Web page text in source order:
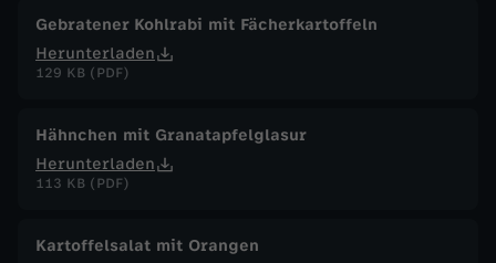
Gebratener Kohlrabi mit Fächerkartoffeln
Herunterladen
129 KB (PDF)
Hähnchen mit Granatapfelglasur
Herunterladen
113 KB (PDF)
Kartoffelsalat mit Orangen